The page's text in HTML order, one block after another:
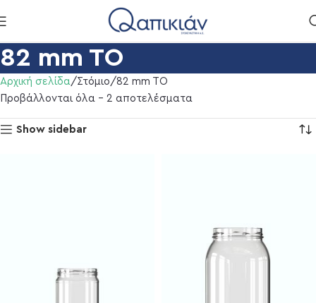
82 mm TO
Αρχική σελίδα Στόμιο
82 mm TO
Προβάλλονται όλα - 2 αποτελέσματα
Show sidebar